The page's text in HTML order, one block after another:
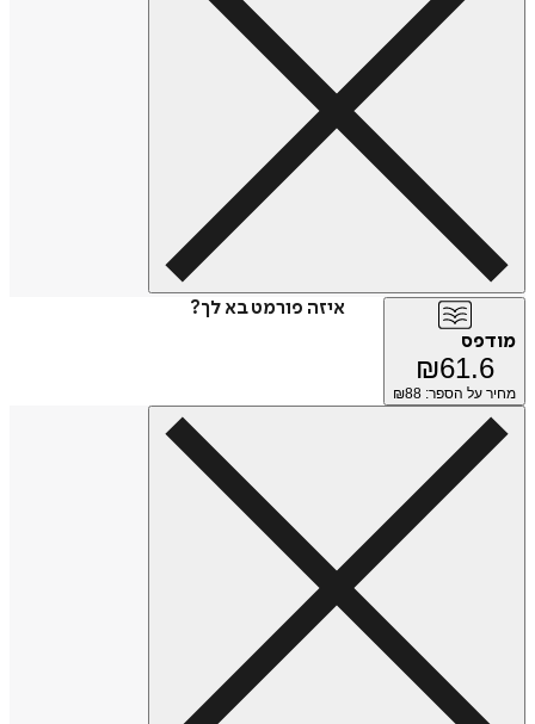
איזה פורמט בא לך?
מודפס
₪61.6
מחיר על הספר: ₪ 88